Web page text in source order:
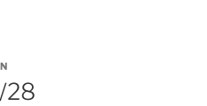
28